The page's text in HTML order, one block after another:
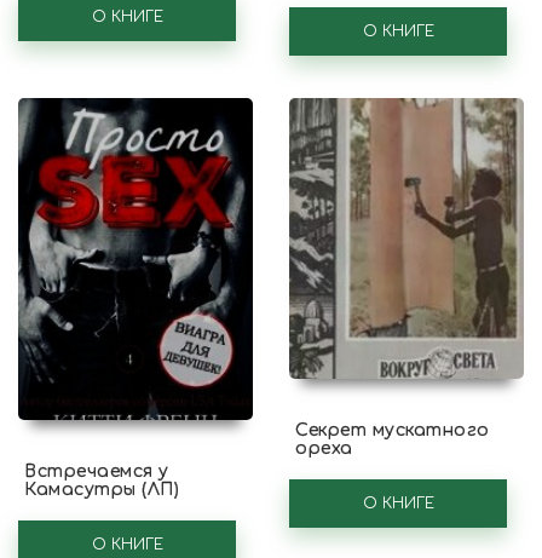
О КНИГЕ
О КНИГЕ
Встречаемся у
Камасутры (ЛП)
О КНИГЕ
Секрет мускатного
ореха
О КНИГЕ